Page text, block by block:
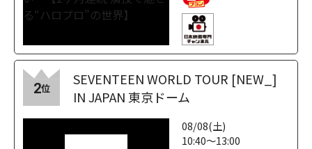
2位
SEVENTEEN WORLD TOUR [NEW_]
IN JAPAN 東京ドーム
08/08(土)
10:40～13:00